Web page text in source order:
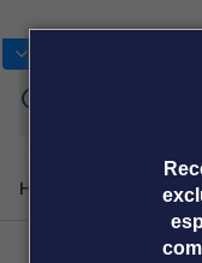
Home Produtos e